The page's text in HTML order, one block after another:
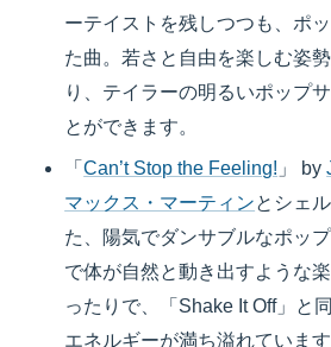
ーテイストを残しつつも、ポ
た曲。若さと自由を楽しむ姿
り、テイラーの明るいポップ
とができます。
「Can’t Stop the Feeling! 」 by
マックス・マーティンとシェ
た、陽気でダンサブルなポッ
で体が自然と動き出すような
ったりで、「Shake It Off」と
エネルギーが満ち溢れています